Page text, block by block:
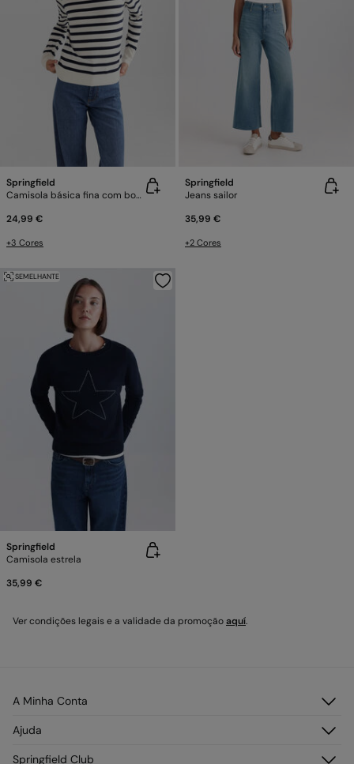
Springfield
Camisola básica fina com botões
24,99 €
+3 Cores
Springfield
Jeans sailor
35,99 €
+2 Cores
SEMELHANTE
Springfield
Camisola estrela
35,99 €
Ver condições legais e a validade da promoçãoaquí.
A Minha Conta
Registar-se
Os seus endereços
Ajuda
Springfield Club